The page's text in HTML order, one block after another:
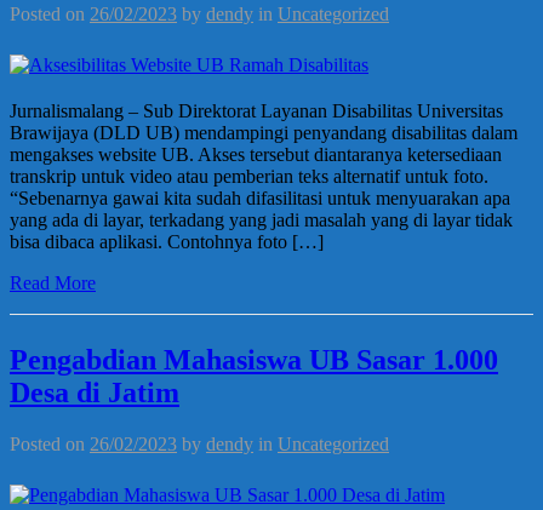
Posted on 26/02/2023 by dendy in Uncategorized
Jurnalismalang – Sub Direktorat Layanan Disabilitas Universitas
Brawijaya (DLD UB) mendampingi penyandang disabilitas dalam
mengakses website UB. Akses tersebut diantaranya ketersediaan
transkrip untuk video atau pemberian teks alternatif untuk foto.
“Sebenarnya gawai kita sudah difasilitasi untuk menyuarakan apa
yang ada di layar, terkadang yang jadi masalah yang di layar tidak
bisa dibaca aplikasi. Contohnya foto […]
Read More
Pengabdian Mahasiswa UB Sasar 1.000
Desa di Jatim
Posted on 26/02/2023 by dendy in Uncategorized